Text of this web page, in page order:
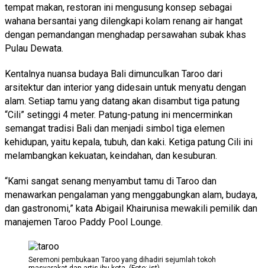
tempat makan, restoran ini mengusung konsep sebagai
wahana bersantai yang dilengkapi kolam renang air hangat
dengan pemandangan menghadap persawahan subak khas
Pulau Dewata.
Kentalnya nuansa budaya Bali dimunculkan Taroo dari
arsitektur dan interior yang didesain untuk menyatu dengan
alam. Setiap tamu yang datang akan disambut tiga patung
“Cili” setinggi 4 meter. Patung-patung ini mencerminkan
semangat tradisi Bali dan menjadi simbol tiga elemen
kehidupan, yaitu kepala, tubuh, dan kaki. Ketiga patung Cili ini
melambangkan kekuatan, keindahan, dan kesuburan.
“Kami sangat senang menyambut tamu di Taroo dan
menawarkan pengalaman yang menggabungkan alam, budaya,
dan gastronomi,” kata Abigail Khairunisa mewakili pemilik dan
manajemen Taroo Paddy Pool Lounge.
Seremoni pembukaan Taroo yang dihadiri sejumlah tokoh